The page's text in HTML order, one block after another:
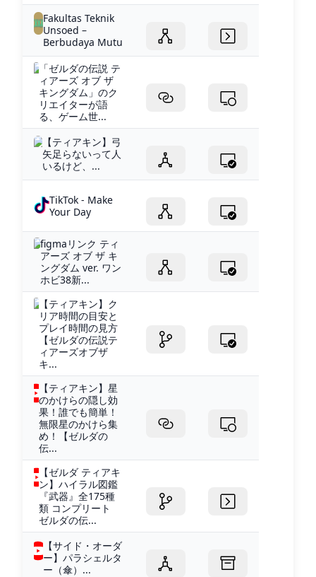
Fakultas Teknik
Unsoed –
Berbudaya Mutu
「ゼルダの伝説 テ
ィアーズ オブ ザ
キングダム」のク
リエイターが語
る、ゲーム世...
【ティアキン】弓
矢足らないって人
いるけど、...
TikTok - Make
Your Day
figmaリンク ティ
アーズ オブ ザ キ
ングダム ver. ワン
ホビ38新...
【ティアキン】ク
リア時間の目安と
プレイ時間の見方
【ゼルダの伝説テ
ィアーズオブザ
キ...
【ティアキン】星
のかけらの隠し効
果！誰でも簡単！
無限星のかけら集
め！【ゼルダの
伝...
【ゼルダ ティアキ
ン】ハイラル図鑑
『武器』全175種
類 コンプリート
ゼルダの伝...
【サイド・オーダ
ー】パラシェルタ
ー（傘）...